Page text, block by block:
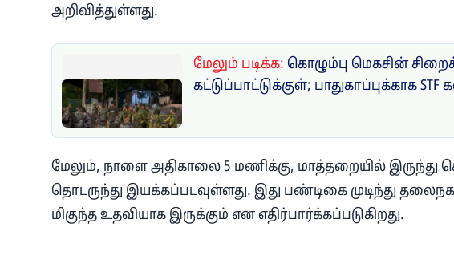
அறிவித்துள்ளது.
மேலும் படிக்க: கொழும்பு மெகசின்
கட்டுப்பாட்டுக்குள்; பாதுகாப்புக்காக
மேலும், நாளை அதிகாலை 5 மணிக்கு, மாத்தறையில் இருந்து
தொடருந்து இயக்கப்படவுள்ளது. இது பண்டிகை முடிந்து
மிகுந்த உதவியாக இருக்கும் என எதிர்பார்க்கப்படுகிறது.